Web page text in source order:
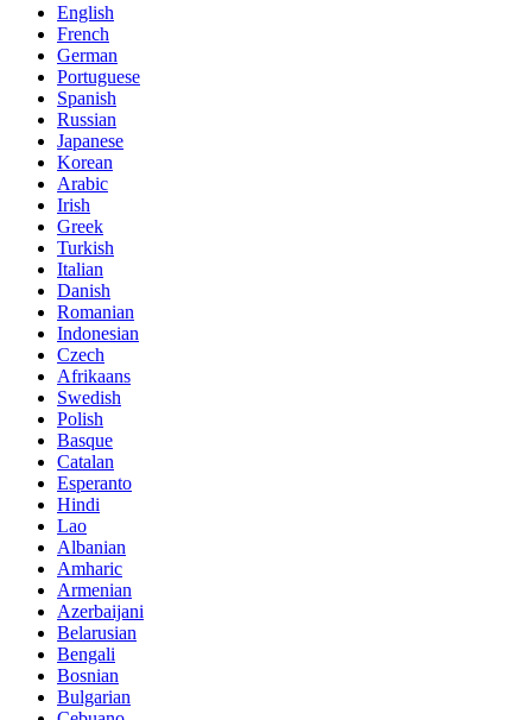
English
French
German
Portuguese
Spanish
Russian
Japanese
Korean
Arabic
Irish
Greek
Turkish
Italian
Danish
Romanian
Indonesian
Czech
Afrikaans
Swedish
Polish
Basque
Catalan
Esperanto
Hindi
Lao
Albanian
Amharic
Armenian
Azerbaijani
Belarusian
Bengali
Bosnian
Bulgarian